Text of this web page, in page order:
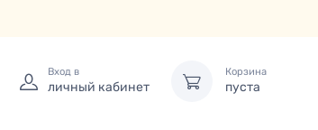
Вход в
личный кабинет
Корзина
пуста